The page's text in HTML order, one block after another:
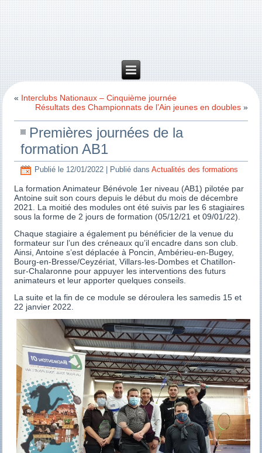
« Interclubs Nationaux – Cinquième journée
Résultats des Championnats de l’Ain jeunes en doubles»
Premières journées de la
formation AB1
Publié le 12/01/2022 Publié dans Actualités des formations
La formation Animateur Bénévole 1er niveau (AB1) pilotée par
Antoine suit son cours depuis le début du mois de décembre
2021. La moitié des modules ont été suivis par les 6 stagiaires
sous la forme de 2 jours de formation (05/12/21 et 09/01/22).
Chaque stagiaire a également pu bénéficier de la venue du
formateur sur l’un des créneaux qu’il encadre dans son club.
Ainsi, Antoine s’est déplacée à Poncin, Ambérieu-en-Bugey,
Bourg-en-Bresse/Ceyzériat, Villars-les-Dombes et Chatillon-
sur-Chalaronne pour appuyer les interventions des futurs
animateurs et leur apporter quelques conseils.
La suite et la fin de ce module se déroulera les samedis 15 et
22 janvier 2022.